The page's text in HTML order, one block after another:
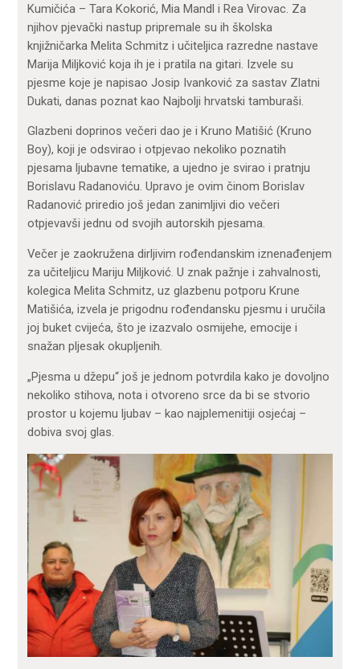
Kumičića – Tara Kokorić, Mia Mandl i Rea Virovac. Za
njihov pjevački nastup pripremale su ih školska
knjižničarka Melita Schmitz i učiteljica razredne nastave
Marija Miljković koja ih je i pratila na gitari. Izvele su
pjesme koje je napisaoJosip Ivanković za sastav Zlatni
Dukati, danas poznat kaoNajbolji hrvatski tamburaši
Glazbeni doprinos večeri dao je i Kruno Matišić (Kruno
Boy), koji je odsvirao i otpjevao nekoliko poznatih
pjesama ljubavne tematike, a ujedno je svirao i pratnju
Borislavu Radanoviću. Upravo je ovim činom Borislav
Radanović priredio još jedan zanimljivi dio večeri
otpjevavši jednu od svojih autorskih pjesama.
Večer je zaokružena dirljivim rođendanskim iznenađenjem
za učiteljicu Mariju Miljković. U znak pažnje i zahvalnosti,
kolegica Melita Schmitz, uz glazbenu potporu Krune
Matišića, izvela je prigodnu rođendansku pjesmu i uručila
joj buket cvijeća, što je izazvalo osmijehe, emocije i
snažan pljesak okupljenih.
„Pjesma u džepu“ još je jednom potvrdila kako je dovoljno
nekoliko stihova, nota i otvoreno srce da bi se stvorio
prostor u kojemu ljubav – kao najplemenitiji osjećaj –
dobiva svoj glas.